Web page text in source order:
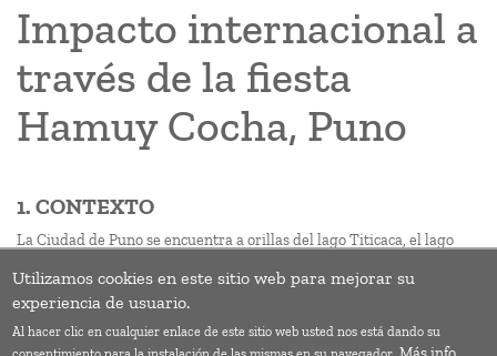
Impacto internacional a
través de la fiesta
Hamuy Cocha, Puno
1. CONTEXTO
La Ciudad de Puno se encuentra a orillas del lago Titicaca, el lago
del mar. Puno es considerada la capital folclórica del Perú, pues
concentra la mayor cantidad de danzas de todo el país.
Suscribirse a 06_Agua limpia y saneamiento
Utilizamos cookies en este sitio web para mejorar su
experiencia de usuario.
Al hacer clic en cualquier enlace de este sitio web usted nos está dando su